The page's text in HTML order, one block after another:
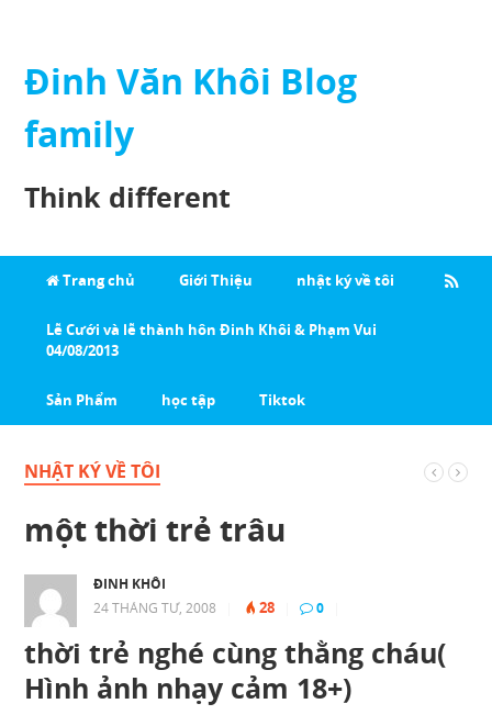
Đinh Văn Khôi Blog
family
Think different
Trang chủ Giới Thiệu nhật ký về tôi
Lễ Cưới và lễ thành hôn Đinh Khôi & Phạm Vui
04/08/2013
Sản Phẩm học tập Tiktok
NHẬT KÝ VỀ TÔI
một thời trẻ trâu
ĐINH KHÔI
24 THÁNG TƯ, 2008
28 0
thời trẻ nghé cùng thằng cháu(
Hình ảnh nhạy cảm 18+)